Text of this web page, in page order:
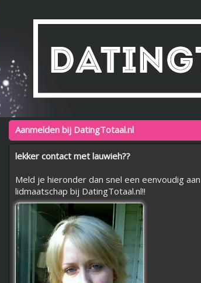
Aanmelden bij DatingTotaal.nl
lekker contact met lauwieh??
Meld je hieronder dan snel een eenvoudig
lidmaatschap bij DatingTotaal.nl!!